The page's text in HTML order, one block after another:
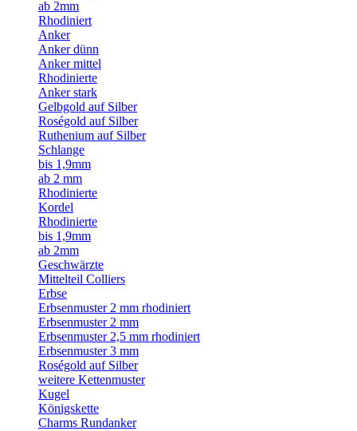
ab 2mm
Rhodiniert
Anker
Anker dünn
Anker mittel
Rhodinierte
Anker stark
Gelbgold auf Silber
Roségold auf Silber
Ruthenium auf Silber
Schlange
bis 1,9mm
ab 2 mm
Rhodinierte
Kordel
Rhodinierte
bis 1,9mm
ab 2mm
Geschwärzte
Mittelteil Colliers
Erbse
Erbsenmuster 2 mm rhodiniert
Erbsenmuster 2 mm
Erbsenmuster 2,5 mm rhodiniert
Erbsenmuster 3 mm
Roségold auf Silber
weitere Kettenmuster
Kugel
Königskette
Charms Rundanker